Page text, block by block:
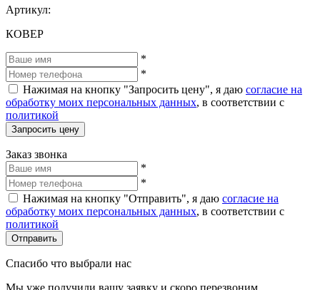
Артикул:
КОВЕР
*
*
Нажимая на кнопку "Запросить цену", я даю согласие на
обработку моих персональных данных, в соответствии с
политикой
Запросить цену
Заказ звонка
*
*
Нажимая на кнопку "Отправить", я даю согласие на
обработку моих персональных данных, в соответствии с
политикой
Отправить
Спасибо что выбрали нас
Мы уже получили вашу заявку и скоро перезвоним